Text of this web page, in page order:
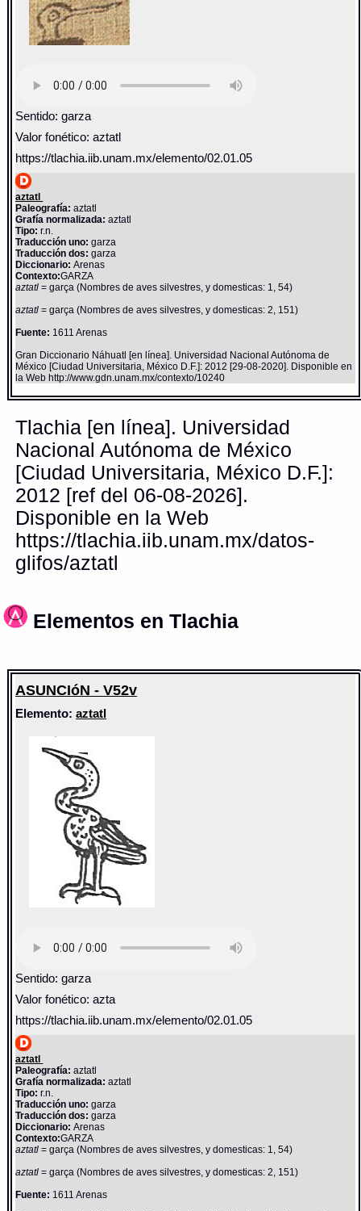
Sentido: garza
Valor fonético: aztatl
https://tlachia.iib.unam.mx/elemento/02.01.05
aztatl
Paleografía: aztatl
Grafía normalizada: aztatl
Tipo: r.n.
Traducción uno: garza
Traducción dos: garza
Diccionario:Arenas
Contexto:GARZA
aztatl= garça (Nombres de aves silvestres, y domesticas: 1, 54)
aztatl= garça (Nombres de aves silvestres, y domesticas: 2, 151)
Fuente: 1611 Arenas
Gran Diccionario Náhuatl [en línea]. Universidad Nacional Autónoma de
México [Ciudad Universitaria, México D.F.]: 2012 [29-08-2020]. Disponible en
la Web http://www.gdn.unam.mx/contexto/10240
Tlachia [en línea]. Universidad
Nacional Autónoma de México
[Ciudad Universitaria, México D.F.]:
2012 [ref del 06-08-2026].
Disponible en la Web
https://tlachia.iib.unam.mx/datos-
glifos/aztatl
Elementos en Tlachia
ASUNCIóN - V52v
Elemento:aztatl
Sentido: garza
Valor fonético: azta
https://tlachia.iib.unam.mx/elemento/02.01.05
aztatl
Paleografía: aztatl
Grafía normalizada: aztatl
Tipo: r.n.
Traducción uno: garza
Traducción dos: garza
Diccionario:Arenas
Contexto:GARZA
aztatl= garça (Nombres de aves silvestres, y domesticas: 1, 54)
aztatl= garça (Nombres de aves silvestres, y domesticas: 2, 151)
Fuente: 1611 Arenas